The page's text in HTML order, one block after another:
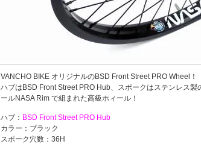
VANCHO BIKE オリジナルのBSD Front Street PRO Wheel！
ハブはBSD Front Street PRO Hub、スポークはステンレス製
ールNASA Rim で組まれた高級ホィール！
ハブ： BSD Front Street PRO Hub
カラー：ブラック
スポーク穴数：36H